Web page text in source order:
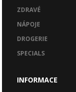
ZDRAVÉ
NÁPOJE
DROGERIE
SPECIALS
INFORMACE